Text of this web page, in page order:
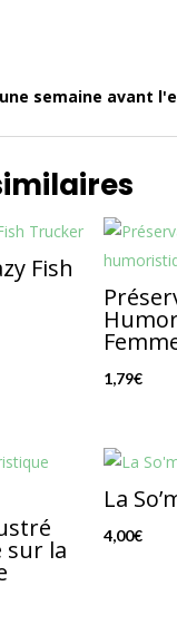
une semaine avant
Fish
1,79€
sur la
La
4,00€